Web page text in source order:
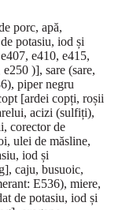
porc, apă,
potasiu, iod și
e410, e415,
)], sare (sare,
piper negru
[ardei copți, roșii
acizi (sulfiți),
corector de
ulei de măsline,
iod și
caju, busuoic,
E536), miere,
de potasiu, iod și